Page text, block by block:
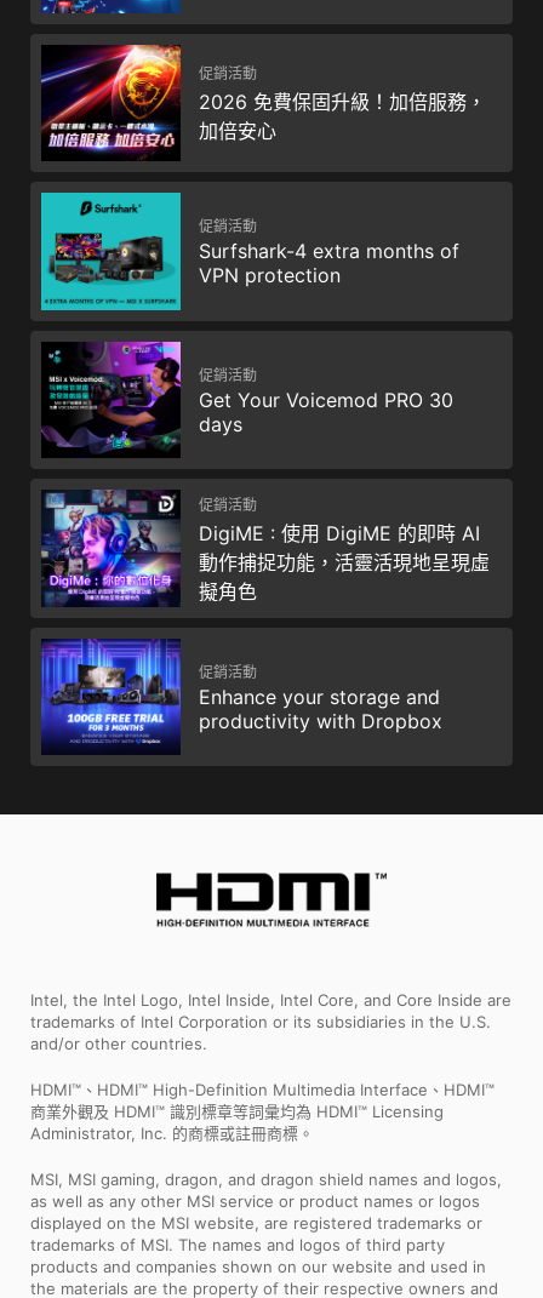
促銷活動
2026 免費保固升級！加倍服務，
加倍安心
促銷活動
Surfshark-4 extra months of
VPN protection
促銷活動
Get Your Voicemod PRO 30
days
促銷活動
DigiME : 使用 DigiME 的即時 AI
動作捕捉功能，活靈活現地呈現虛
擬角色
促銷活動
Enhance your storage and
productivity with Dropbox
Intel, the Intel Logo, Intel Inside, Intel Core, and Core Inside are
trademarks of Intel Corporation or its subsidiaries in the U.S.
and/or other countries.
HDMI™、HDMI™ High-Definition Multimedia Interface、HDMI™
商業外觀及 HDMI™ 識別標章等詞彙均為 HDMI™ Licensing
Administrator, Inc. 的商標或註冊商標。
MSI, MSI gaming, dragon, and dragon shield names and logos,
as well as any other MSI service or product names or logos
displayed on the MSI website, are registered trademarks or
trademarks of MSI. The names and logos of third party
products and companies shown on our website and used in
the materials are the property of their respective owners and